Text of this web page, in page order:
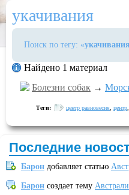
укачивания
Поиск по тегу: «укачивания
Найдено 1 материал
Болезни собак →
Теги: центр равновесия центр
Последние
Барон добавляет статью
Барон создает тему